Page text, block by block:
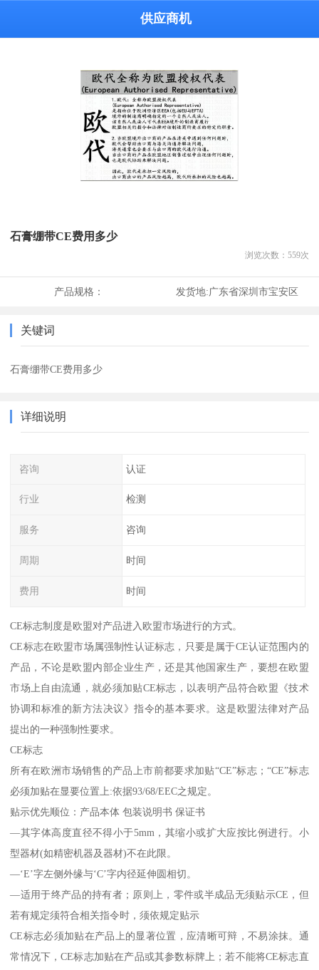
供应商机
石膏绷带CE费用多少
浏览次数： 559次
产品规格： 发货地:广东省深圳市宝安区
关键词
石膏绷带CE费用多少
详细说明
咨询 认证
行业 检测
服务 咨询
周期 时间
费用 时间
CE标志制度是欧盟对产品进入欧盟市场进行的方式。
CE标志在欧盟市场属强制性认证标志，只要是属于CE认证范围内的
产品，不论是欧盟内部企业生产，还是其他国家生产，要想在欧盟
市场上自由流通，就必须加贴CE标志，以表明产品符合欧盟《技术
协调和标准的新方法决议》指令的基本要求。这是欧盟法律对产品
提出的一种强制性要求。
CE标志
所有在欧洲市场销售的产品上市前都要求加贴“CE”标志；“CE”标志
必须加贴在显要位置上:依据93/68/EEC之规定。
贴示优先顺位：产品本体 包装说明书 保证书
—其字体高度直径不得小于5mm，其缩小或扩大应按比例进行。小
型器材(如精密机器及器材)不在此限。
—‘E’字左侧外缘与‘C’字内径延伸圆相切。
—适用于终产品的持有者；原则上，零件或半成品无须贴示CE，但
若有规定须符合相关指令时，须依规定贴示
CE标志必须加贴在产品上的显著位置，应清晰可辩，不易涂抹。通
常情况下，CE标志加贴在产品或其参数标牌上；若不能将CE标志直